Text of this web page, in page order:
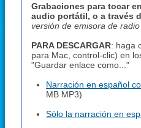
Grabaciones para tocar
audio portátil, o a través
versión de emisora de
PARA DESCARGAR: haga
para Mac, control-clic) en
"Guardar enlace como..."
Narración en español
MB MP3)
Sólo la narración en